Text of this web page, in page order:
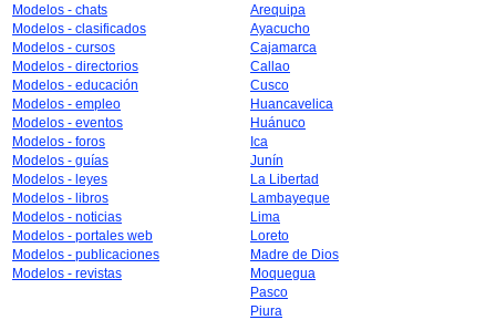
Modelos - chats
Modelos - clasificados
Modelos - cursos
Modelos - directorios
Modelos - educación
Modelos - empleo
Modelos - eventos
Modelos - foros
Modelos - guías
Modelos - leyes
Modelos - libros
Modelos - noticias
Modelos - portales web
Modelos - publicaciones
Modelos - revistas
Arequipa
Ayacucho
Cajamarca
Callao
Cusco
Huancavelica
Huánuco
Ica
Junín
La Libertad
Lambayeque
Lima
Loreto
Madre de Dios
Moquegua
Pasco
Piura